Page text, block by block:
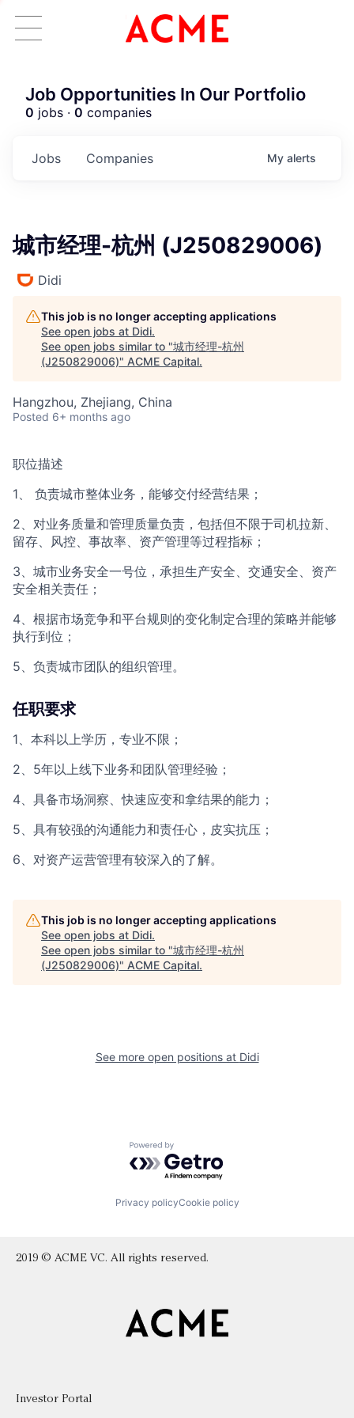
ACME Homepage
Job Opportunities In Our Portfolio
0 jobs · 0 companies
Jobs Companies My alerts
城市经理-杭州 (J250829006)
Didi
This job is no longer accepting applications
See open jobs at Didi.
See open jobs similar to "城市经理-杭州
(J250829006)" ACME Capital.
Hangzhou, Zhejiang, China
Posted 6+ months ago
职位描述
1、 负责城市整体业务，能够交付经营结果；
2、对业务质量和管理质量负责，包括但不限于司机拉新、
留存、风控、事故率、资产管理等过程指标；
3、城市业务安全一号位，承担生产安全、交通安全、资产
安全相关责任；
4、根据市场竞争和平台规则的变化制定合理的策略并能够
执行到位；
5、负责城市团队的组织管理。
任职要求
1、本科以上学历，专业不限；
2、5年以上线下业务和团队管理经验；
4、具备市场洞察、快速应变和拿结果的能力；
5、具有较强的沟通能力和责任心，皮实抗压；
6、对资产运营管理有较深入的了解。
This job is no longer accepting applications
See open jobs at Didi.
See open jobs similar to "城市经理-杭州
(J250829006)" ACME Capital.
See more open positions at Didi
Powered by Getro.com
Privacy policyCookie policy
2019 © ACME VC. All rights reserved.
Investor Portal